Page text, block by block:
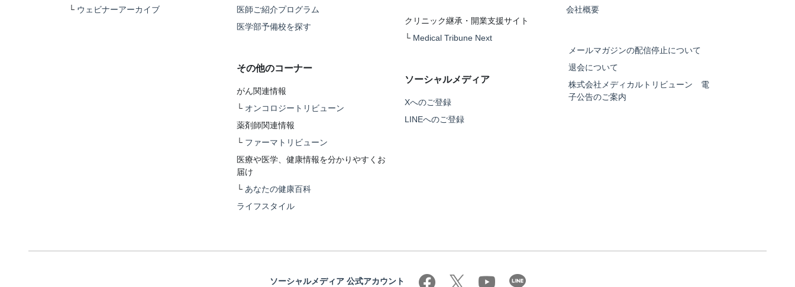
└ ウェビナーアーカイブ
医師ご紹介プログラム
医学部予備校を探す
その他のコーナー
がん関連情報
└ オンコロジートリビューン
薬剤師関連情報
└ ファーマトリビューン
医療や医学、健康情報を分かりやすくお
届け
└ あなたの健康百科
ライフスタイル
クリニック継承・開業支援サイト
└ Medical Tribune Next
ソーシャルメディア
Xへのご登録
LINEへのご登録
会社概要
メールマガジンの配信停止について
退会について
株式会社メディカルトリビューン 電
子公告のご案内
ソーシャルメディア 公式アカウント